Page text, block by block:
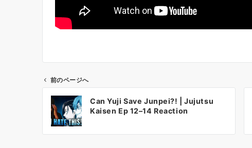
前のページへ
Can Yuji Save Junpei?! | Jujutsu
Kaisen Ep 12–14 Reaction